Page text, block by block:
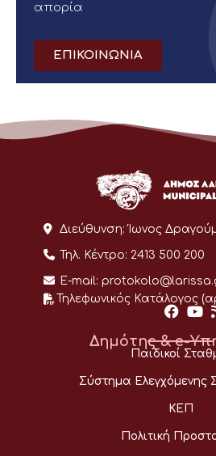
απορία
ΕΠΙΚΟΙΝΩΝΙΑ
Διεύθυνση: Ίωνος
Τηλ. Κέντρο: 2413 500 200
E-mail:
Τηλεφωνικός Κατάλογος
Δημότης & e-
Παιδικοί
Σύστημα Ελεγχόμενης
ΚΕΠ
Πολιτική